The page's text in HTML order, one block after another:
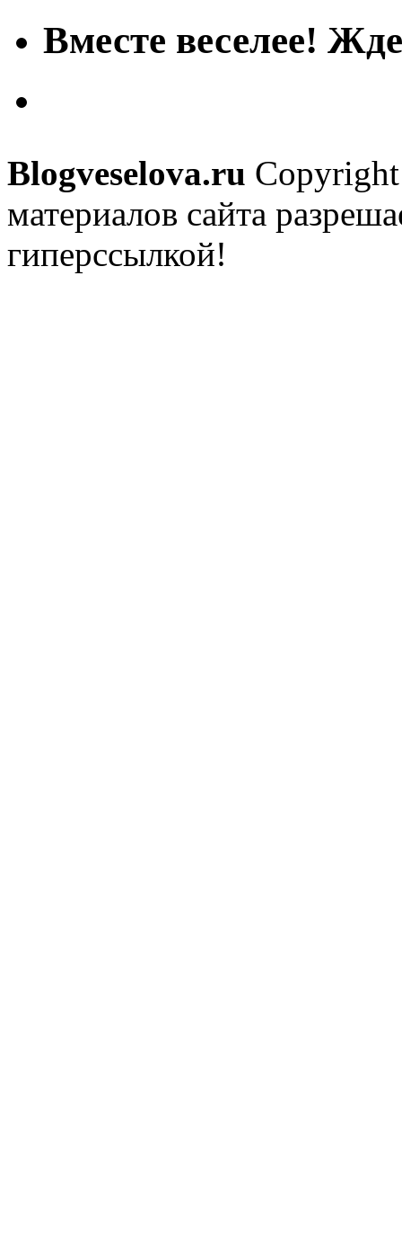
Вместе веселее!
Blogveselova.ru
материалов сайта
гиперссылкой!